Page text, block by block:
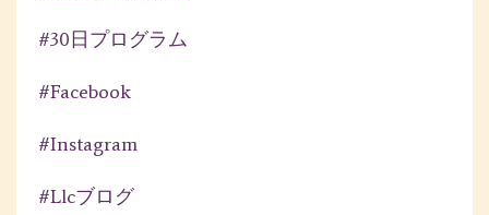
#30日プログラム
#facebook
#instagram
#llcブログ